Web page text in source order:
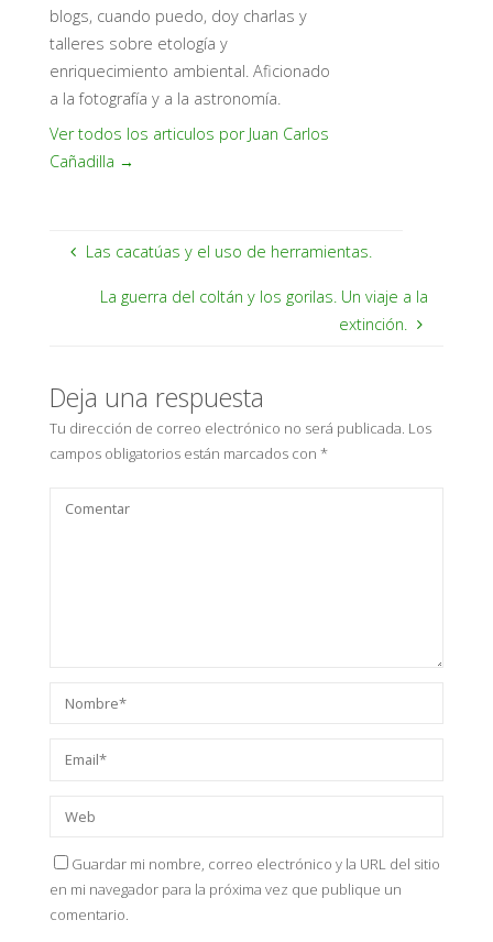
blogs, cuando puedo, doy charlas y
talleres sobre etología y
enriquecimiento ambiental. Aficionado
a la fotografía y a la astronomía.
Ver todos los articulos por Juan Carlos
Cañadilla →
Las cacatúas y el uso de herramientas.
La guerra del coltán y los gorilas. Un viaje a la
extinción.
Deja una respuesta
Tu dirección de correo electrónico no será publicada. Los
campos obligatorios están marcados con *
Guardar mi nombre, correo electrónico y la URL del sitio
en mi navegador para la próxima vez que publique un
comentario.